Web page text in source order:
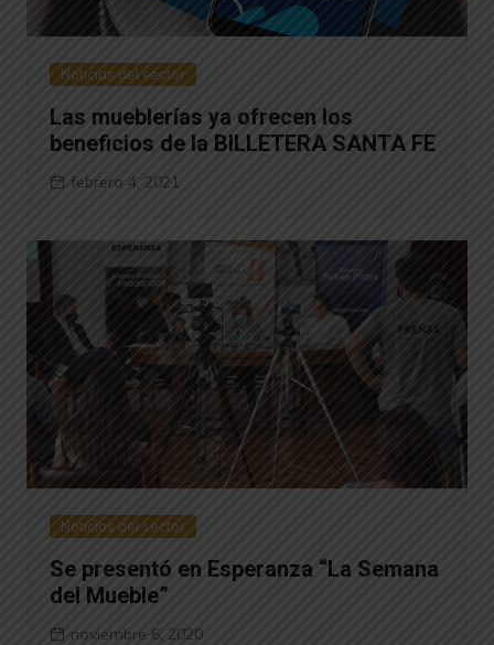
Noticias del sector
Las mueblerías ya ofrecen los
beneficios de la BILLETERA SANTA FE
febrero 4, 2021
Noticias del sector
Se presentó en Esperanza “La Semana
del Mueble”
noviembre 6, 2020